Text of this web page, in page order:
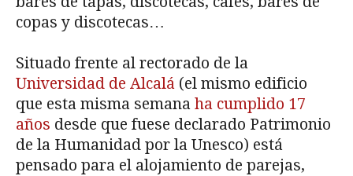
copas y discotecas…
Situado frente al rectorado de la
Universidad de Alcalá (el mismo edificio
que esta misma semana ha cumplido 17
años desde que fuese declarado Patrimonio
de la Humanidad por la Unesco) está
pensado para el alojamiento de parejas,